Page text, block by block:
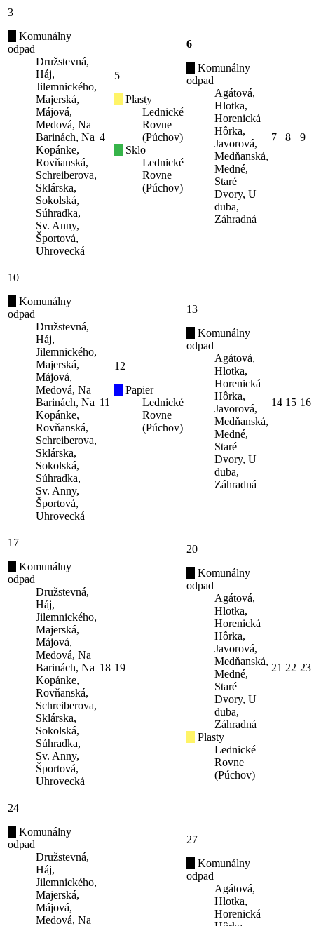
3
Komunálny
odpad
Družstevná,
Háj,
Jilemnického,
Majerská,
Májová,
Medová, Na
Barinách, Na
Kopánke,
Rovňanská,
Schreiberova,
Sklárska,
Sokolská,
Súhradka,
Sv. Anny,
Športová,
Uhrovecká
4
5
Plasty
Lednické
Rovne
(Púchov)
Sklo
Lednické
Rovne
(Púchov)
6
Komunálny
odpad
Agátová,
Hlotka,
Horenická
Hôrka,
Javorová,
Medňanská,
Medné,
Staré
Dvory, U
duba,
Záhradná
7 8 9
10
Komunálny
odpad
Družstevná,
Háj,
Jilemnického,
Majerská,
Májová,
Medová, Na
Barinách, Na
Kopánke,
Rovňanská,
Schreiberova,
Sklárska,
Sokolská,
Súhradka,
Sv. Anny,
Športová,
Uhrovecká
11
12
Papier
Lednické
Rovne
(Púchov)
13
Komunálny
odpad
Agátová,
Hlotka,
Horenická
Hôrka,
Javorová,
Medňanská,
Medné,
Staré
Dvory, U
duba,
Záhradná
14 15 16
17
Komunálny
odpad
Družstevná,
Háj,
Jilemnického,
Majerská,
Májová,
Medová, Na
Barinách, Na
Kopánke,
Rovňanská,
Schreiberova,
Sklárska,
Sokolská,
Súhradka,
Sv. Anny,
Športová,
Uhrovecká
18 19
20
Komunálny
odpad
Agátová,
Hlotka,
Horenická
Hôrka,
Javorová,
Medňanská,
Medné,
Staré
Dvory, U
duba,
Záhradná
Plasty
Lednické
Rovne
(Púchov)
21 22 23
24
Komunálny
odpad
Družstevná,
Háj,
Jilemnického,
Majerská,
Májová,
Medová, Na
27
Komunálny
odpad
Agátová,
Hlotka,
Horenická